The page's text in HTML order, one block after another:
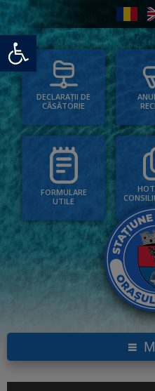
Deschide bara de unelte
DECLARAȚII DE
CĂSĂTORIE
FORMULARE
UTILE